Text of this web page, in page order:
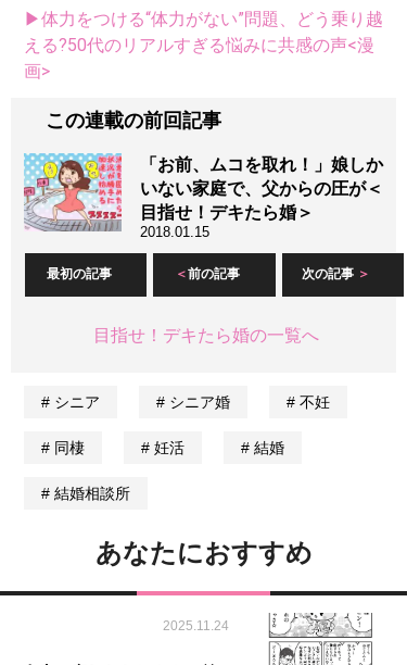
▶体力をつける“体力がない”問題、どう乗り越
える?50代のリアルすぎる悩みに共感の声<漫
画>
この連載の前回記事
「お前、ムコを取れ！」娘しか
いない家庭で、父からの圧が＜
目指せ！デキたら婚＞
2018.01.15
最初の記事 前の記事 次の記事
目指せ！デキたら婚の一覧へ
シニア シニア婚 不妊
同棲 妊活 結婚
結婚相談所
あなたにおすすめ
2025.11.24